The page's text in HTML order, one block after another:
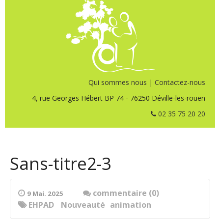
Qui sommes nous | Contactez-nous
4, rue Georges Hébert BP 74 - 76250 Déville-les-rouen
02 35 75 20 20
Sans-titre2-3
9 Mai. 2025
commentaire (0)
animation
EHPAD Nouveauté